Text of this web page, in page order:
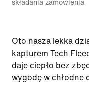
składania zamówienia
Oto nasza lekka
kapturem Tech
daje ciepło bez
wygodę w chłodne